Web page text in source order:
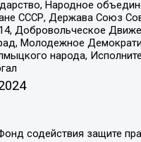
Народное
СССР, Держава Союз
Добровольческое
Молодежное
народа,
ответственностью "ЖУРНАЛИСТ-ИНОСТРАННЫЙ АГЕНТ", Арапова Галина Юрьевна, Вольтская Татьяна Анатольевна, Американская компания "Mason G.E.S. Anonymous Foundation" (США), являющаяся владельцем интернет-издания https://mnews.world/, Компания "Stichting Bellingcat", зарегистрированная в Нидерландах (дата регистрации 11.07.2018), Захаров Андрей Вячеславович, Клепиковская Екатерина Дмитриевна, Общество с ограниченной ответственностью "МЕМО", Перл Роман Александрович, Симонов Евгений Алексеевич, Соловьева Елена Анатольевна, Сотников Даниил Владимирович, Сурначева Елизавета Дмитриевна, Автономная некоммерческая организация по защите прав человека и информированию населения "Якутия – Наше Мнение", Общество с ограниченной ответственностью "Москоу диджитал медиа", с 26.01.2023 Общество с ограниченной ответственностью "Чайка Белые сады", Ветошкина Валерия Валерьевна, Заговора Максим Александрович, Межрегиональное общественное движение "Российская ЛГБТ - сеть", Оленичев Максим Владимирович, Павлов Иван Юрьевич, Скворцова Елена Сергеевна, Общество с ограниченной ответственностью "Как бы инагент", Кочетков Игорь Викторович, Общество с ограниченной ответственностью "Честные выборы", Еланчик Олег Александрович, Общество с ограниченной ответственностью "Нобелевский призыв", Гималова Регина Эмилевна, Григорьев Андрей Валерьевич, Григорьева Алина Александровна, Ассоциация по содействию защите прав призывников, альтернативнослужащих и военнослужащих "Правозащитная